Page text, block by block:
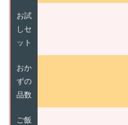
お試
しセ
ット
おか
ずの
品数
ご飯